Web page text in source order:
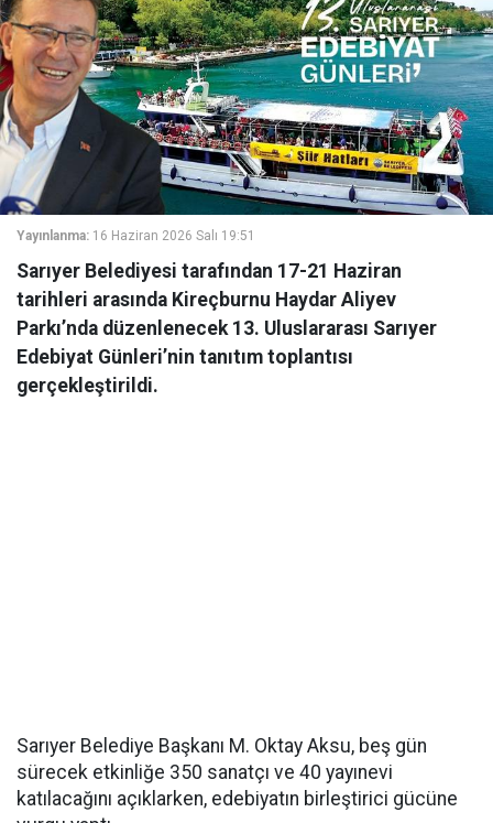
Yayınlanma: 16 Haziran 2026 Salı 19:51
Sarıyer Belediyesi tarafından 17-21 Haziran
tarihleri arasında Kireçburnu Haydar Aliyev
Parkı’nda düzenlenecek 13. Uluslararası Sarıyer
Edebiyat Günleri’nin tanıtım toplantısı
gerçekleştirildi.
Sarıyer Belediye Başkanı M. Oktay Aksu, beş gün
sürecek etkinliğe 350 sanatçı ve 40 yayınevi
katılacağını açıklarken, edebiyatın birleştirici gücüne